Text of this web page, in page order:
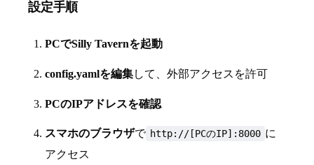
設定手順
PCでSilly Tavernを起動
config.yamlを編集して、外部アクセスを許可
PCのIPアドレスを確認
スマホのブラウザで http://[PCのIP]:8000 に
アクセス